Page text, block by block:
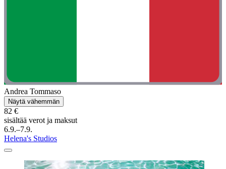
Andrea Tommaso
Näytä vähemmän
82 €
sisältää verot ja maksut
6.9.–7.9.
Helena's Studios